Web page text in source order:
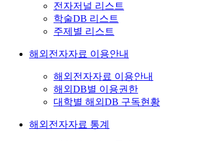
전자저널 리스트
학술DB 리스트
주제별 리스트
해외전자자료 이용안내
해외전자자료 이용안내
해외DB별 이용권한
대학별 해외DB 구독현황
해외전자자료 통계